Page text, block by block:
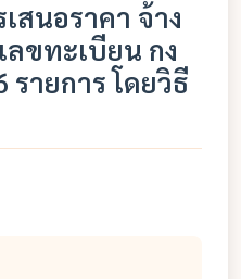
สนอราคา จ้าง
ขทะเบียน กง
รายการ โดยวิธี